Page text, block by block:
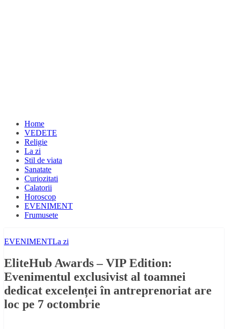
Home
VEDETE
Religie
La zi
Stil de viata
Sanatate
Curiozitati
Calatorii
Horoscop
EVENIMENT
Frumusete
EVENIMENTLa zi
EliteHub Awards – VIP Edition:
Evenimentul exclusivist al toamnei
dedicat excelenței în antreprenoriat are
loc pe 7 octombrie